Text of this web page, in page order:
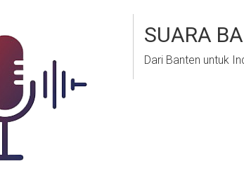
SUARA
Dari Banten untuk